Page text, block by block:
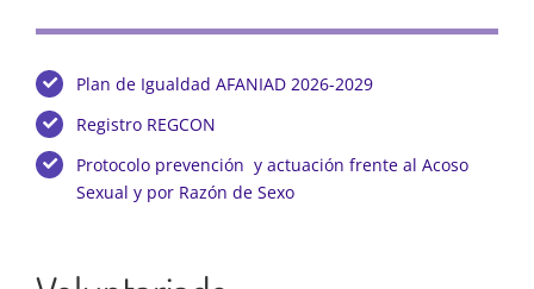
Plan de Igualdad AFANIAD 2026-2029
Registro REGCON
Protocolo prevención y actuación frente al Acoso
Sexual y por Razón de Sexo